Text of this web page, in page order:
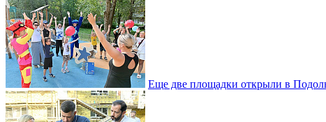
Еще две площадки открыли в